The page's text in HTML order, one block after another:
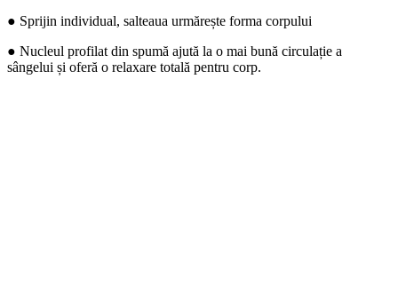
● Sprijin individual, salteaua urmărește forma corpului
● Nucleul profilat din spumă ajută la o mai bună circulație a
sângelui și oferă o relaxare totală pentru corp.